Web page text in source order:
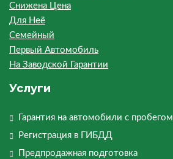
Снижена Цена
Для Неё
Семейный
Первый Автомобиль
На Заводской Гарантии
Услуги
Гарантия на автомобили с пробегом
Регистрация в ГИБДД
Предпродажная подготовка